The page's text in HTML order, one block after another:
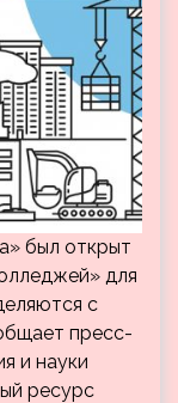
был открыт
для
с
пресс-
и науки
ресурс